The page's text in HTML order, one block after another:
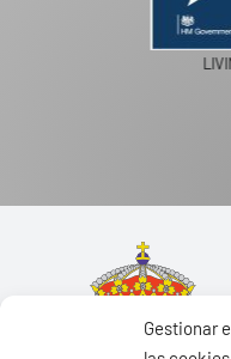
Gestionar